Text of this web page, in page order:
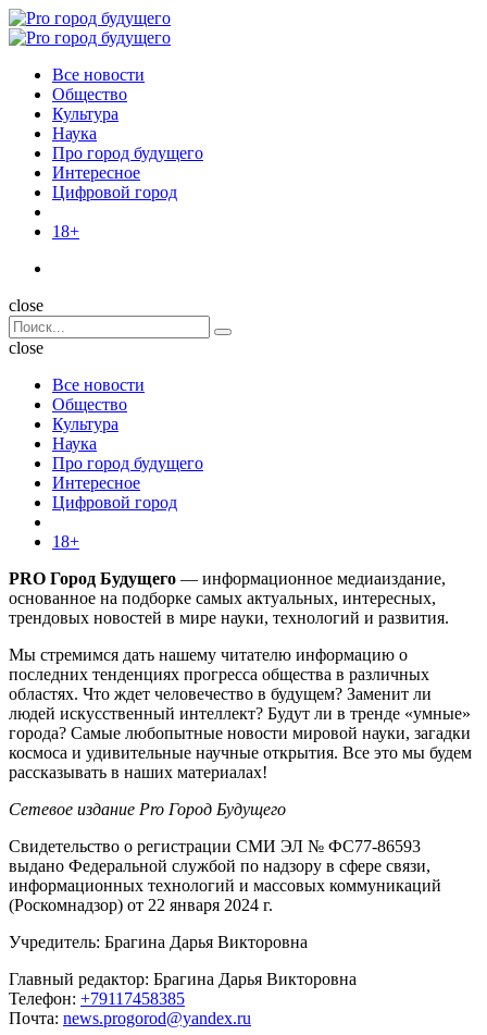
Menu
Поиск
Menu
Pro
Все новости
Общество
Культура
Наука
Про город будущего
Интересное
Цифровой город
18+
Поиск
close
Search
for:
Поиск
close
Все новости
Общество
Культура
Наука
Про город будущего
Интересное
Цифровой город
18+
PRO Город Будущего — информационное медиаиздание,
основанное на подборке самых актуальных, интересных,
трендовых новостей в мире науки, технологий и развития.
Мы стремимся дать нашему читателю информацию о
последних тенденциях прогресса общества в различных
областях. Что ждет человечество в будущем? Заменит ли
людей искусственный интеллект? Будут ли в тренде «умные»
города? Самые любопытные новости мировой науки, загадки
космоса и удивительные научные открытия. Все это мы будем
рассказывать в наших материалах!
Сетевое издание Pro Город Будущего
Свидетельство о регистрации СМИ ЭЛ № ФС77-86593
выдано Федеральной службой по надзору в сфере связи,
информационных технологий и массовых коммуникаций
(Роскомнадзор) от 22 января 2024 г.
Учредитель: Брагина Дарья Викторовна
Главный редактор: Брагина Дарья Викторовна
Телефон: +79117458385
Почта: news.progorod@yandex.ru